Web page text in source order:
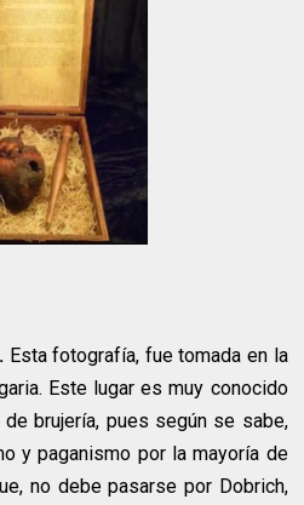
Esta fotografía, fue tomada en la
Este lugar es muy conocido
brujería, pues según se sabe,
y paganismo por la mayoría de
no debe pasarse por Dobrich,